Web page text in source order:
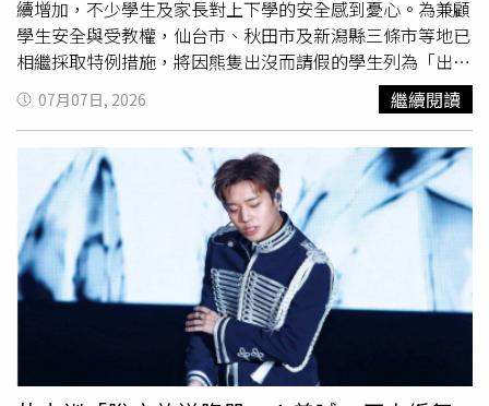
續增加，不少學生及家長對上下學的安全感到憂心。為兼顧
學生安全與受教權，仙台市、秋田市及新潟縣三條市等地已
相繼採取特例措施，將因熊隻出沒而請假的學生列為「出席
停止」，而非一般缺席，因此不會影響出席紀錄。其中，仙
台市今年5月已通知市立國小、國中、高中及幼兒園，若學
生或家長因擔心熊出沒而選擇不上學，可由校長依個案判斷
是否適用「出席停止」。相關措施除適用於一般課程外，也
涵蓋校外教學等活動，學校還可依實際需求安排補課，避免
學生學習進度落後。而秋田市也採取相同做法。今年6月，
當地土崎中學因在校園附近發現熊蹤，校長決定將約30名學
生列為「出席停止」，免除缺席紀錄。新潟縣三條市則進一
步規定，只要縣政府發布「熊出沒特別警報」，學生即可適
用相關措施，不必擔心因請假而影響出席率。另一方面，栃
木縣宇都宮市今年6月因市中心發現熊出沒，曾宣布市立94
所國中、小學全面停課3天，以避免學生通學期間發生危
07月07日, 2026 繼續閱讀